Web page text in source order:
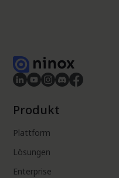
Produkt
Plattform
Lösungen
Enterprise